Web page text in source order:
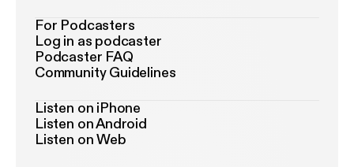
For Podcasters
Log in as podcaster
Podcaster FAQ
Community Guidelines
Listen on iPhone
Listen on Android
Listen on Web